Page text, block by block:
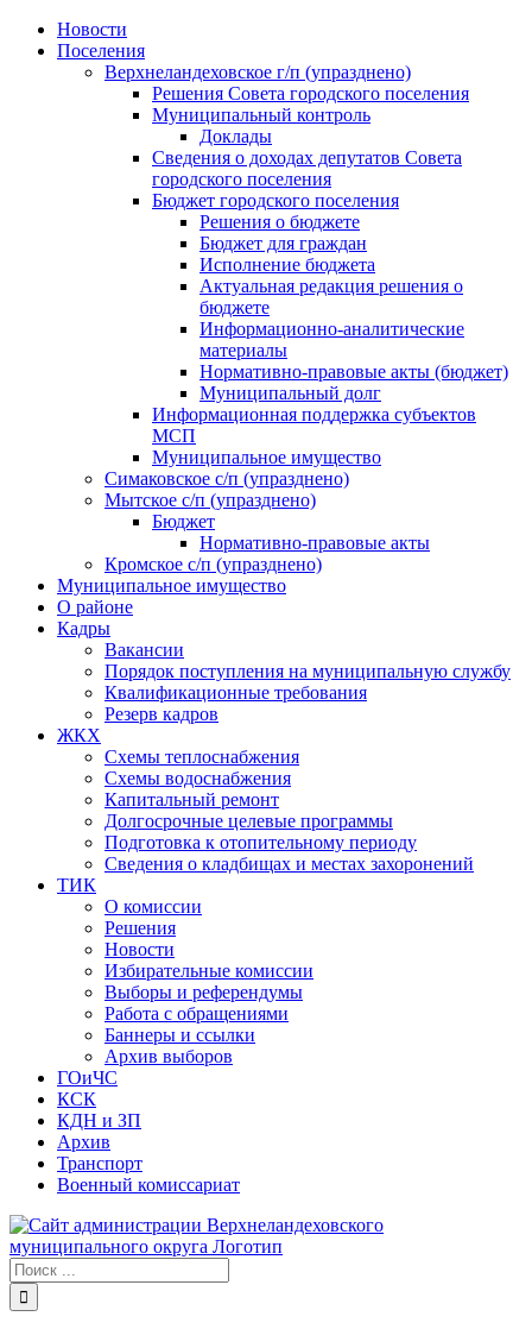
Skip
Новости
Поселения
Верхнеландеховское г/п (упразднено)
Решения Совета городского поселения
Муниципальный контроль
Доклады
Сведения о доходах депутатов Совета
городского поселения
Бюджет городского поселения
Решения о бюджете
Бюджет для граждан
Исполнение бюджета
Актуальная редакция решения о
бюджете
Информационно-аналитические
материалы
Нормативно-правовые акты (бюджет)
Муниципальный долг
Информационная поддержка субъектов
МСП
Муниципальное имущество
Симаковское с/п (упразднено)
Мытское с/п (упразднено)
Бюджет
Нормативно-правовые акты
Кромское с/п (упразднено)
Муниципальное имущество
О районе
Кадры
Вакансии
Порядок поступления на муниципальную службу
Квалификационные требования
Резерв кадров
ЖКХ
Схемы теплоснабжения
Схемы водоснабжения
Капитальный ремонт
Долгосрочные целевые программы
Подготовка к отопительному периоду
Сведения о кладбищах и местах захоронений
ТИК
О комиссии
Решения
Новости
Избирательные комиссии
Выборы и референдумы
Работа с обращениями
Баннеры и ссылки
Архив выборов
ГОиЧС
КСК
КДН и ЗП
Архив
Транспорт
Военный комиссариат
Результат
поиска: